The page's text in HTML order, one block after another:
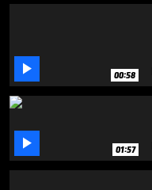
 00:58
 01:57